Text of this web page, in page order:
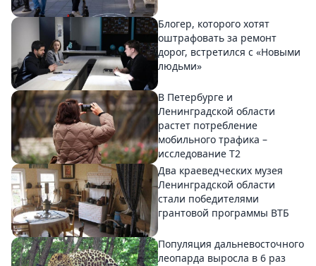
Блогер, которого хотят
оштрафовать за ремонт
дорог, встретился с «Новыми
людьми»
В Петербурге и
Ленинградской области
растет потребление
мобильного трафика –
исследование T2
Два краеведческих музея
Ленинградской области
стали победителями
грантовой программы ВТБ
Популяция дальневосточного
леопарда выросла в 6 раз